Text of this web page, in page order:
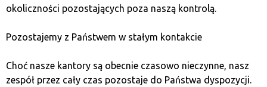
By dokonać transakcji zakupu lub
że pojawisz się w jednym z naszych
dostępnych w wielu miastach na terenie
Polski. Zapewniamy szybką i bezpieczną
okoliczności pozostających poza naszą kontrolą.
Pozostajemy z Państwem w stałym kontakcie
Choć nasze kantory są obecnie czasowo nieczynne, nasz
zespół przez cały czas pozostaje do Państwa dyspozycji.